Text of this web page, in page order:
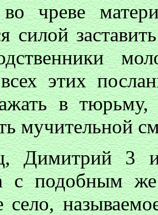
во чреве
силой
этих
в
мучительной
Димитрий 3
с подобным
село,